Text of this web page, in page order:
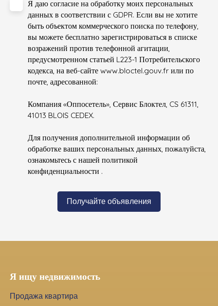
Я даю согласие на обработку моих персональных
данных в соответствии с GDPR. Если вы не хотите
быть объектом коммерческого поиска по телефону,
вы можете бесплатно зарегистрироваться в списке
возражений против телефонной агитации,
предусмотренном статьей L223-1 Потребительского
кодекса, на веб-сайте www.bloctel.gouv.fr или по
почте, адресованной:
Компания «Оппосетель», Сервис Блоктел, CS 61311,
41013 BLOIS CEDEX.
Для получения дополнительной информации об
обработке ваших персональных данных, пожалуйста,
ознакомьтесь с нашей политикой
конфиденциальности .
Получайте объявления
Я ищу недвижимость
Продажа квартира